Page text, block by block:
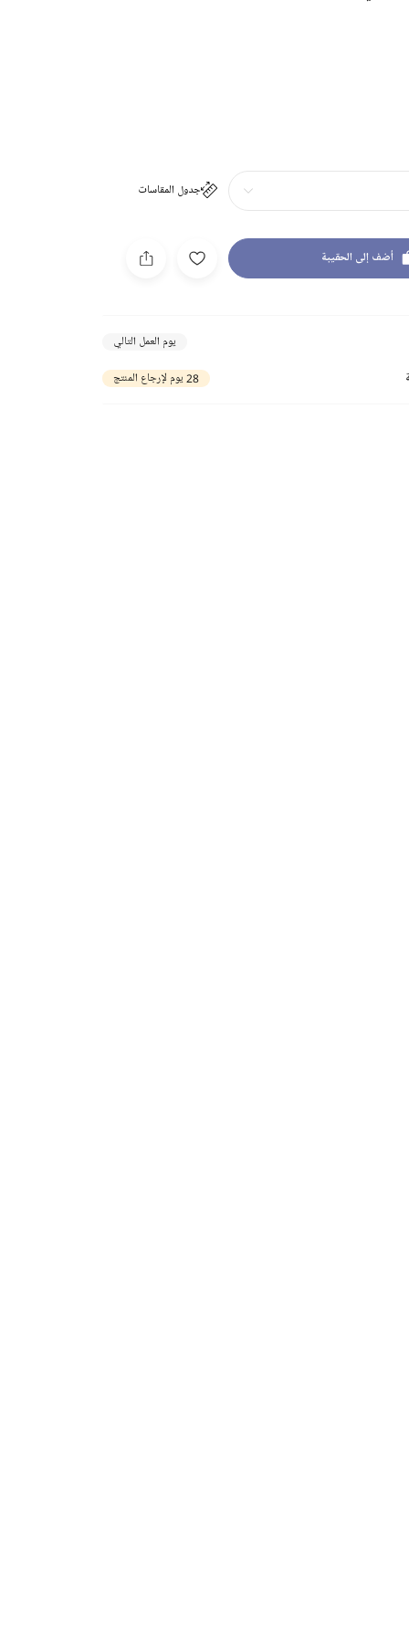
جدول المقاسات
أضف إلى الحقيبة
يوم العمل التالي
28 يوم لإرجاع المنتج